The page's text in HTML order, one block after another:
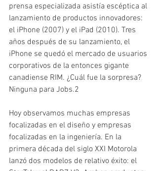
prensa especializada asistía escéptica al
lanzamiento de productos innovadores:
el iPhone (2007) y el iPad (2010). Tres
años después de su lanzamiento, el
iPhone se quedó el mercado de usuarios
corporativos de la entonces gigante
canadiense RIM. ¿Cuál fue la sorpresa?
Ninguna para Jobs.2
Hoy observamos muchas empresas
focalizadas en el diseño y empresas
focalizadas en la ingeniería. En la
primera década del siglo XXI Motorola
lanzó dos modelos de relativo éxito: el